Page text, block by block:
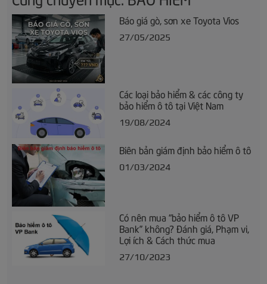
Báo giá gò, sơn xe Toyota Vios
27/05/2025
Các loại bảo hiểm & các công ty
bảo hiểm ô tô tại Việt Nam
19/08/2024
Biên bản giám định bảo hiểm ô tô
01/03/2024
Có nên mua “bảo hiểm ô tô VP
Bank” không? Đánh giá, Phạm vi,
Lợi ích & Cách thức mua
27/10/2023